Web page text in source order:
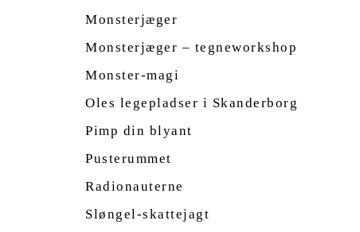
Monsterjæger
Monsterjæger – tegneworkshop
Monster-magi
Oles legepladser i Skanderborg
Pimp din blyant
Pusterummet
Radionauterne
Sløngel-skattejagt